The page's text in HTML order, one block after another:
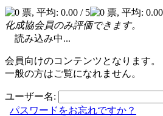
化成協会員のみ評価できます。
読み込み中...
会員向けのコンテンツとなります。
一般の方はご覧になれません。
ユーザー名:
パスワードをお忘れですか？